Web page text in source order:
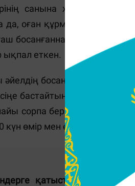
санына және ата-
да, оған құрметпен
босанғаннан кейін оған
ықпал еткен.
босануы оның
бастайтынын көрсетеді.
сорпа берген. Күйеуінің
күн өмір мен өлім арасында
қатысты алғашқы